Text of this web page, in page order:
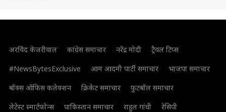
अरविंद केजरीवाल कांग्रेस समाचार नरेंद्र मोदी
ट्रैवल टिप्स
#NewsBytesExclusive
आम आदमी पार्टी समाचार
भाजपा समाचार
बॉक्स ऑफिस कलेक्शन
क्रिकेट समाचार
फुटबॉल समाचार
लेटेस्ट स्मार्टफोन्स
पाकिस्तान समाचार राहुल गांधी
रेसिपी